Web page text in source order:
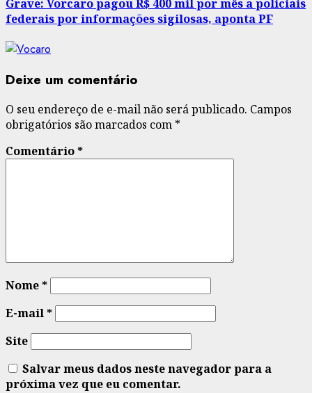
Grave: Vorcaro pagou R$ 400 mil por mês a policiais
federais por informações sigilosas, aponta PF
Deixe um comentário
O seu endereço de e-mail não será publicado. Campos
obrigatórios são marcados com *
Comentário*
Nome*
E-mail*
Site
Salvar meus dados neste navegador para a
próxima vez que eu comentar.